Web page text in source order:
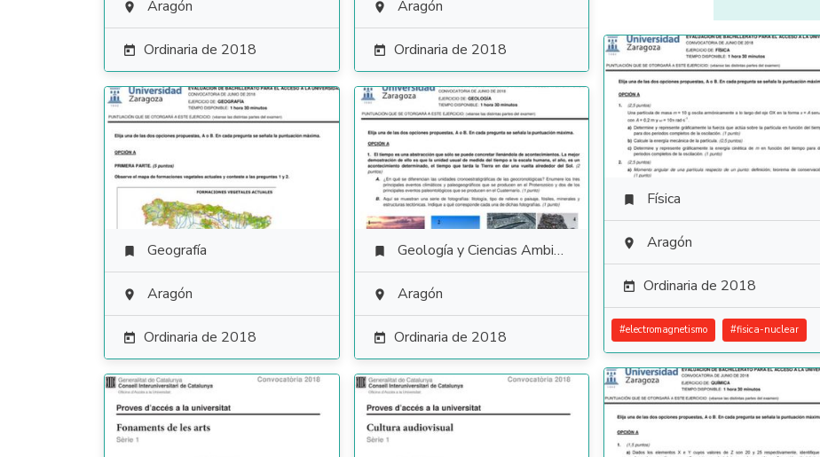
 Aragón
 Ordinaria de 2018
 Aragón
 Ordinaria de 2018
 Física
 Aragón
 Ordinaria de 2018
#electromagnetismo #fisica-nuclear
 Geografía
 Aragón
 Ordinaria de 2018
 Geología y Ciencias Ambientales
 Aragón
 Ordinaria de 2018